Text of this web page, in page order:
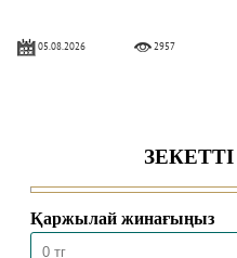
05.08.2026 2957
04.08.2026 304
Ақтөбеде XV республикалық Құран